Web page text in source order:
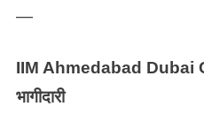
—
IIM Ahmedabad Dubai
भागीदारी